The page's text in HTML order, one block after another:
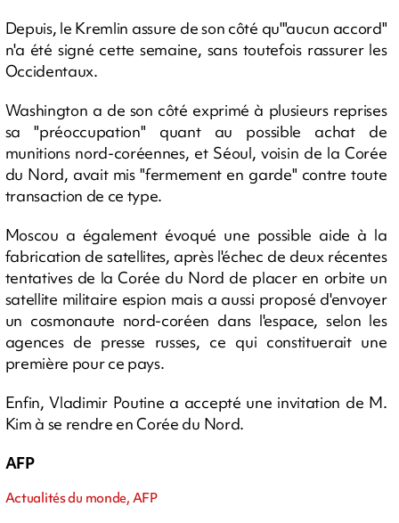
Depuis, le Kremlin assure de son côté qu'"aucun accord"
n'a été signé cette semaine, sans toutefois rassurer les
Occidentaux.
Washington a de son côté exprimé à plusieurs reprises
sa "préoccupation" quant au possible achat de
munitions nord-coréennes, et Séoul, voisin de la Corée
du Nord, avait mis "fermement en garde" contre toute
transaction de ce type.
Moscou a également évoqué une possible aide à la
fabrication de satellites, après l'échec de deux récentes
tentatives de la Corée du Nord de placer en orbite un
satellite militaire espion mais a aussi proposé d'envoyer
un cosmonaute nord-coréen dans l'espace, selon les
agences de presse russes, ce qui constituerait une
première pour ce pays.
Enfin, Vladimir Poutine a accepté une invitation de M.
Kim à se rendre en Corée du Nord.
AFP
Actualités du monde, AFP